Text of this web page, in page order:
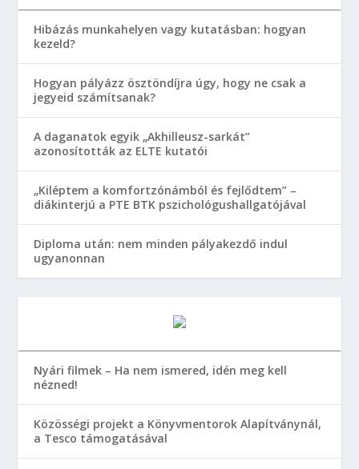
Hibázás munkahelyen vagy kutatásban: hogyan
kezeld?
Hogyan pályázz ösztöndíjra úgy, hogy ne csak a
jegyeid számítsanak?
A daganatok egyik „Akhilleusz-sarkát”
azonosították az ELTE kutatói
„Kiléptem a komfortzónámból és fejlődtem” –
diákinterjú a PTE BTK pszichológushallgatójával
Diploma után: nem minden pályakezdő indul
ugyanonnan
Nyári filmek – Ha nem ismered, idén meg kell
nézned!
Közösségi projekt a Könyvmentorok Alapítványnál,
a Tesco támogatásával